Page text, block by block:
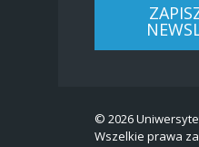
© 2026
Wszelkie prawa